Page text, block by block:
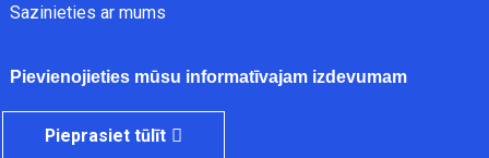
Sazinieties ar mums
Pievienojieties mūsu informatīvajam izdevumam
Pieprasiet tūlīt